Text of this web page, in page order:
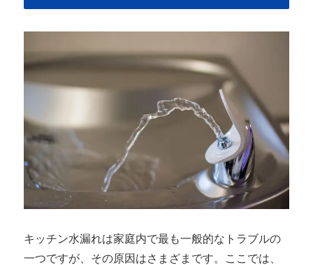
キッチン水漏れは家庭内で最も一般的なトラブルの
一つですが、その原因はさまざまです。ここでは、